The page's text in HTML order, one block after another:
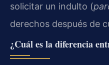
solicitar un indulto (
derechos después de
¿Cuál es la diferencia